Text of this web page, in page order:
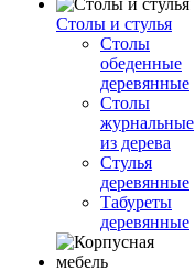
Столы и стулья
Столы
обеденные
деревянные
Столы
журнальные
из дерева
Стулья
деревянные
Табуреты
деревянные